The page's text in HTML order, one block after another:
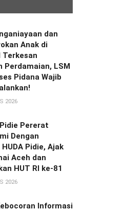
dan
Anak di
Terkesan
Perdamaian, LSM
Pidana Wajib
2026
Pererat
Dengan
Pidie, Ajak
Aceh dan
HUT RI ke-81
2026
Informasi